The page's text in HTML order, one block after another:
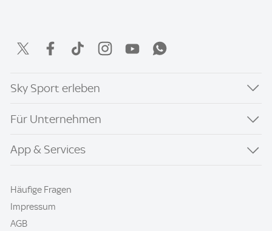
Sky Sport erleben
Für Unternehmen
App & Services
Häufige Fragen
Impressum
AGB